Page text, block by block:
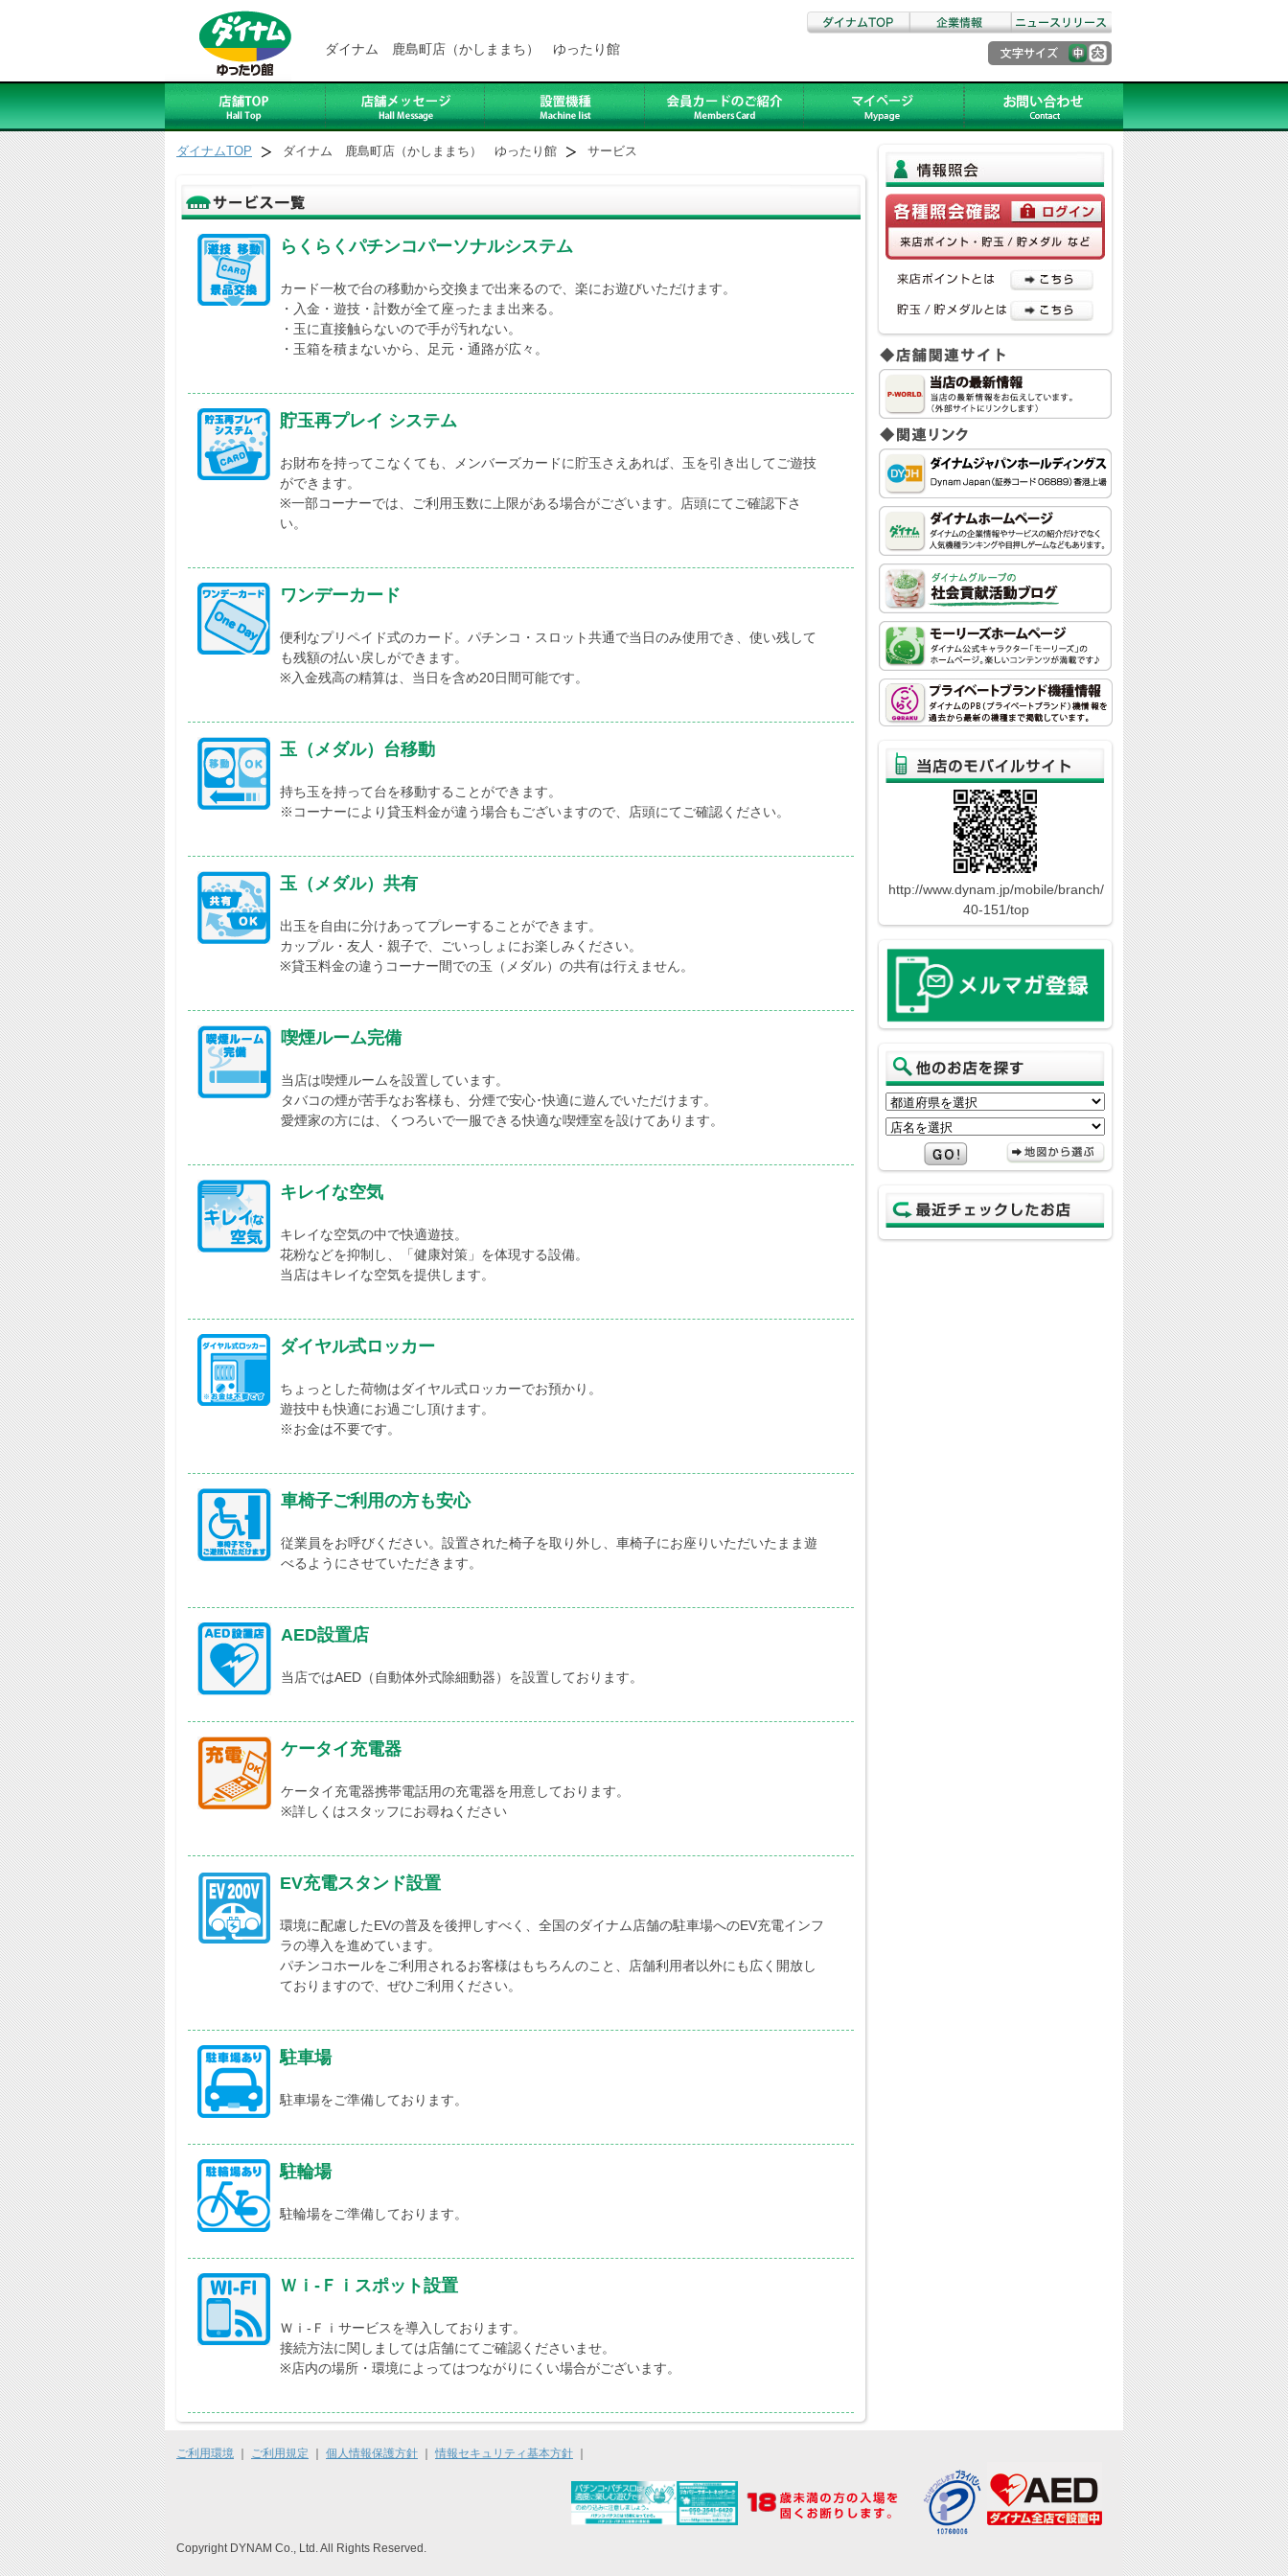
ダイナム 鹿島町店（かしままち） ゆったり館
ダイナムTOP ダイナム 鹿島町店（かしままち） ゆったり館 サービス
らくらくパチンコパーソナルシステム
カード一枚で台の移動から交換まで出来るので、楽にお遊びいただけます。
・入金・遊技・計数が全て座ったまま出来る。
・玉に直接触らないので手が汚れない。
・玉箱を積まないから、足元・通路が広々。
貯玉再プレイ システム
お財布を持ってこなくても、メンバーズカードに貯玉さえあれば、玉を引き出してご遊技
ができます。
※一部コーナーでは、ご利用玉数に上限がある場合がございます。店頭にてご確認下さ
い。
ワンデーカード
便利なプリペイド式のカード。パチンコ・スロット共通で当日のみ使用でき、使い残して
も残額の払い戻しができます。
※入金残高の精算は、当日を含め20日間可能です。
玉（メダル）台移動
持ち玉を持って台を移動することができます。
※コーナーにより貸玉料金が違う場合もございますので、店頭にてご確認ください。
玉（メダル）共有
出玉を自由に分けあってプレーすることができます。
カップル・友人・親子で、ごいっしょにお楽しみください。
※貸玉料金の違うコーナー間での玉（メダル）の共有は行えません。
喫煙ルーム完備
当店は喫煙ルームを設置しています。
タバコの煙が苦手なお客様も、分煙で安心･快適に遊んでいただけます。
愛煙家の方には、くつろいで一服できる快適な喫煙室を設けてあります。
キレイな空気
キレイな空気の中で快適遊技。
花粉などを抑制し、「健康対策」を体現する設備。
当店はキレイな空気を提供します。
ダイヤル式ロッカー
ちょっとした荷物はダイヤル式ロッカーでお預かり。
遊技中も快適にお過ごし頂けます。
※お金は不要です。
車椅子ご利用の方も安心
従業員をお呼びください。設置された椅子を取り外し、車椅子にお座りいただいたまま遊
べるようにさせていただきます。
AED設置店
当店ではAED（自動体外式除細動器）を設置しております。
ケータイ充電器
ケータイ充電器携帯電話用の充電器を用意しております。
※詳しくはスタッフにお尋ねください
EV充電スタンド設置
環境に配慮したEVの普及を後押しすべく、全国のダイナム店舗の駐車場へのEV充電インフ
ラの導入を進めています。
パチンコホールをご利用されるお客様はもちろんのこと、店舗利用者以外にも広く開放し
ておりますので、ぜひご利用ください。
駐車場
駐車場をご準備しております。
駐輪場
駐輪場をご準備しております。
Ｗｉ-Ｆｉスポット設置
Ｗｉ-Ｆｉサービスを導入しております。
接続方法に関しましては店舗にてご確認くださいませ。
※店内の場所・環境によってはつながりにくい場合がございます。
http://www.dynam.jp/mobile/branch/
40-151/top
ご利用環境 ご利用規定 個人情報保護方針 ｜情報セキュリティ基本方針
Copyright DYNAM Co., Ltd. All Rights Reserved.